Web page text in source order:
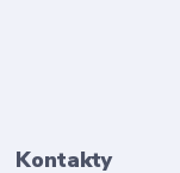
Kontakty